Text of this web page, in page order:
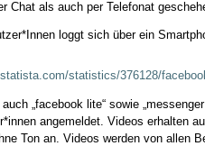
Chat als auch per Telefonat
loggt sich über ein
statistics/376128/
„facebook lite“ sowie
angemeldet. Videos erhalten
Ton an. Videos werden von allen